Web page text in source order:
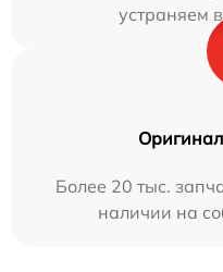
устраняем
Более 20 тыс.
наличии на